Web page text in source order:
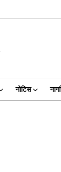
नोटिस